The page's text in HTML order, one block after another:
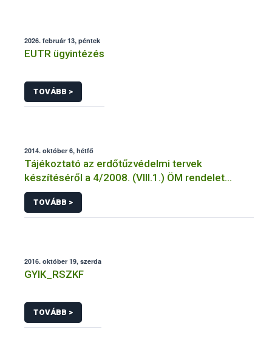
2026. február 13, péntek
EUTR ügyintézés
TOVÁBB >
2014. október 6, hétfő
Tájékoztató az erdőtűzvédelmi tervek
készítéséről a 4/2008. (VIII.1.) ÖM rendelet
előírásai alapján
TOVÁBB >
2016. október 19, szerda
GYIK_RSZKF
TOVÁBB >